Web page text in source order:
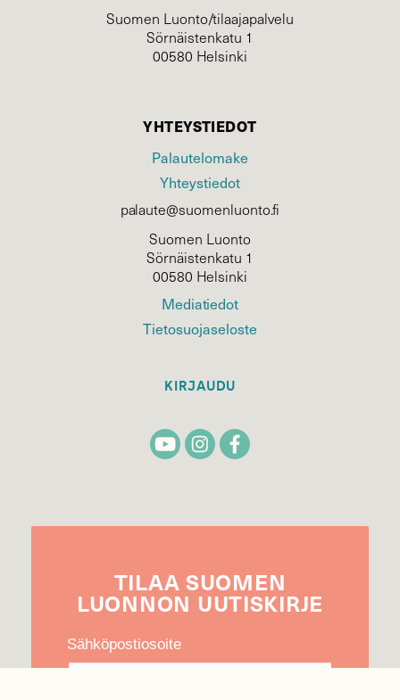
Suomen Luonto/tilaajapalvelu
Sörnäistenkatu 1
00580 Helsinki
YHTEYSTIEDOT
Palautelomake
Yhteystiedot
palaute@suomenluonto.fi
Suomen Luonto
Sörnäistenkatu 1
00580 Helsinki
Mediatiedot
Tietosuojaseloste
KIRJAUDU
TILAA SUOMEN
LUONNON UUTIS­KIRJE
Sähköpostiosoite